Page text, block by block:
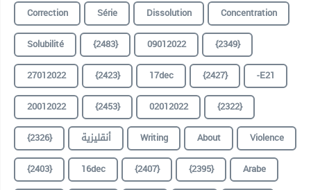
Correction
Série Dissolution
Concentration
Solubilité
{2483} 09012022
{2349}
27012022
{2423} 17dec {2427}
-E21
20012022
{2453} 02012022
{2322}
{2326}
أنقليزية Writing About
Violence
{2403}
16dec {2407} {2395}
Arabe